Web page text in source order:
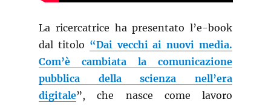
La ricercatrice ha presentato l’e-book
dal titolo “Dai vecchi ai nuovi media.
Com’è cambiata la comunicazione
pubblica della scienza nell’era
digitale”, che nasce come lavoro